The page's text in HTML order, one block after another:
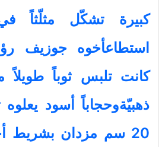
كبيرة تشكّل مثلّثاً
استطاعأخوه جوزيف
كانت تلبس ثوباً طويلاً
ذهبيّةوحجاباً أسود
20 سم مزدان بشريط